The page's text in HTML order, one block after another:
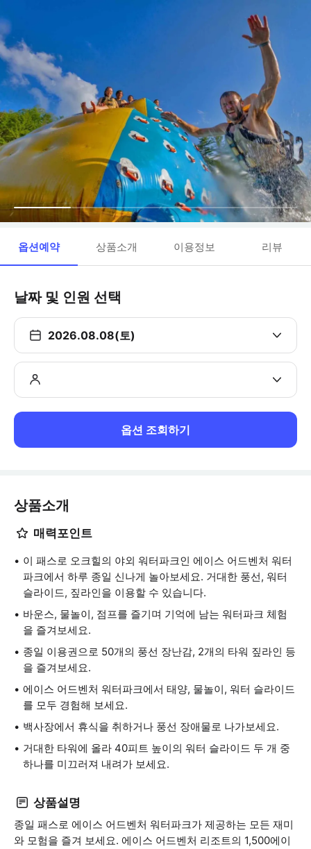
옵션예약 상품소개 이용정보 리뷰
날짜 및 인원 선택
2026.08.08(토)
옵션 조회하기
상품소개
매력포인트
이 패스로 오크힐의 야외 워터파크인 에이스 어드벤처 워터
파크에서 하루 종일 신나게 놀아보세요. 거대한 풍선, 워터
슬라이드, 짚라인을 이용할 수 있습니다.
바운스, 물놀이, 점프를 즐기며 기억에 남는 워터파크 체험
을 즐겨보세요.
종일 이용권으로 50개의 풍선 장난감, 2개의 타워 짚라인 등
을 즐겨보세요.
에이스 어드벤처 워터파크에서 태양, 물놀이, 워터 슬라이드
를 모두 경험해 보세요.
백사장에서 휴식을 취하거나 풍선 장애물로 나가보세요.
거대한 타워에 올라 40피트 높이의 워터 슬라이드 두 개 중
하나를 미끄러져 내려가 보세요.
상품설명
종일 패스로 에이스 어드벤처 워터파크가 제공하는 모든 재미
와 모험을 즐겨 보세요. 에이스 어드벤처 리조트의 1,500에이